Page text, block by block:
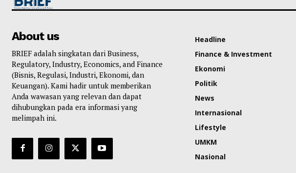
About us
BRIEF adalah singkatan dari Business,
Regulatory, Industry, Economics, and Finance
(Bisnis, Regulasi, Industri, Ekonomi, dan
Keuangan). Kami hadir untuk memberikan
Anda wawasan yang relevan dan dapat
dihubungkan pada era informasi yang
melimpah ini.
Headline
Finance & Investment
Ekonomi
Politik
News
Internasional
Lifestyle
UMKM
Nasional